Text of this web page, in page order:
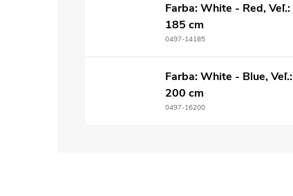
Farba: White - Red, Veľ.:
185 cm
0497-14185
Farba: White - Blue, Veľ.:
200 cm
0497-16200